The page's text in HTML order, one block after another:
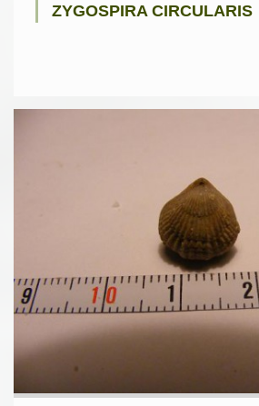
ZYGOSPIRA CIRCULARIS